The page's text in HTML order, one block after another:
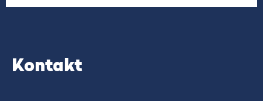
Kontakt